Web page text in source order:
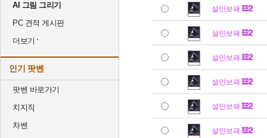
AI 그림 그리기
PC 견적 게시판
더보기
인기 팟벤
팟벤 바로가기
치지직
차벤
설인보패
설인보패
설인보패
설인보패
설인보패
설인보패